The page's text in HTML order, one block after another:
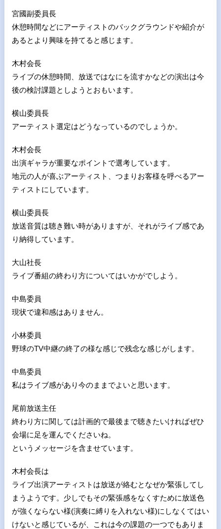
宮國副委員長
休憩時間などにアーティストのバックグラウンドや紹介が
あるとより興味を持てると感じます。
木村会長
ライブの休憩時間、放送ではなにを流すかなどの演出は今
後の検討課題としようとおもいます。
横山委員長
アーティスト選定はどうなっているのでしょうか。
木村会長
出演ギャラが重要なポイントで選考しています。
地元の人が喜ぶアーティスト、つまりお客様を呼べるアー
ティストにしています。
横山委員長
放送音質は聴き難い時がありますが、それがライブ感であ
り納得しています。
大山社長
ライブ番組の終わり方についてはいかがでしよう。
中島委員
現状で違和感はありません。
小林委員
野球のTV中継の終了の様な感じで残念な感じがします。
中島委員
私はライブ感があり今のままでよいと思います。
尾前放送主任
終わり方に関しては計画的で最後まで聴きたいければぜひ
会場に足を運んでくださいね。
というメッセージを含ませています。
木村会長は
ライブ出演アーティストは放送が絡むとなぜか緊張してし
まうようです。少しでもその緊張感をなくすために放送色
が強くならない様(演奏に縛りを入れない様)にしなくてはい
けないと感じているが、これは今の課題の一つでもありま